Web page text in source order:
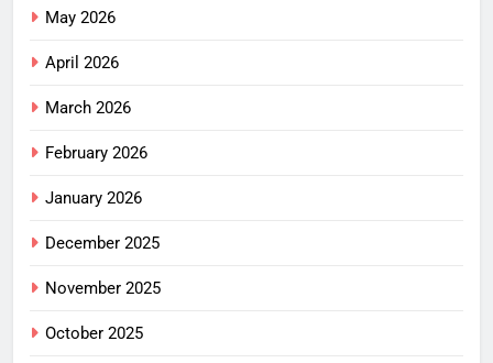
May 2026
April 2026
March 2026
February 2026
January 2026
December 2025
November 2025
October 2025